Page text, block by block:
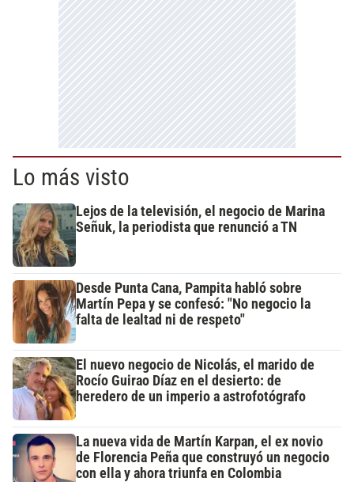
Lo más visto
Lejos de la televisión, el negocio de Marina
Señuk, la periodista que renunció a TN
Desde Punta Cana, Pampita habló sobre
Martín Pepa y se confesó: "No negocio la
falta de lealtad ni de respeto"
El nuevo negocio de Nicolás, el marido de
Rocío Guirao Díaz en el desierto: de
heredero de un imperio a astrofotógrafo
La nueva vida de Martín Karpan, el ex novio
de Florencia Peña que construyó un negocio
con ella y ahora triunfa en Colombia